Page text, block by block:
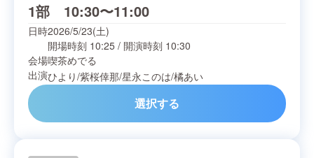
1部 10:30〜11:00
日時2026/5/23(土)
開場時刻 10:25 / 開演時刻 10:30
会場喫茶めでる
出演ひより/紫桜倖那/星永このは/橘あい
選択する